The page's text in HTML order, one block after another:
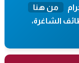
من هنا
الشاغرة،